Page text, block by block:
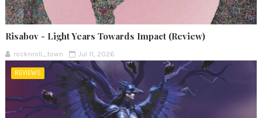
Risabov - Light Years Towards Impact (Review)
rocknroll_town Jul 11, 2026
REVIEWS